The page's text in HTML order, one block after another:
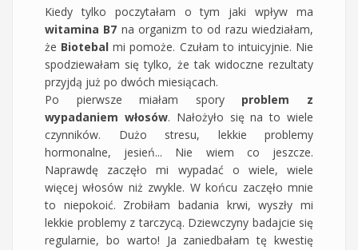
Kiedy tylko poczytałam o tym jaki wpływ ma
witamina B7 na organizm to od razu wiedziałam,
że Biotebal mi pomoże. Czułam to intuicyjnie. Nie
spodziewałam się tylko, że tak widoczne rezultaty
przyjdą już po dwóch miesiącach.
Po pierwsze miałam spory problem z
wypadaniem włosów. Nałożyło się na to wiele
czynników. Dużo stresu, lekkie problemy
hormonalne, jesień... Nie wiem co jeszcze.
Naprawdę zaczęło mi wypadać o wiele, wiele
więcej włosów niż zwykle. W końcu zaczęło mnie
to niepokoić. Zrobiłam badania krwi, wyszły mi
lekkie problemy z tarczycą. Dziewczyny badajcie się
regularnie, bo warto! Ja zaniedbałam tę kwestię